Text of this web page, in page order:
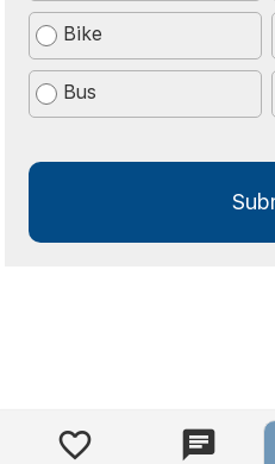
Bike
Bus